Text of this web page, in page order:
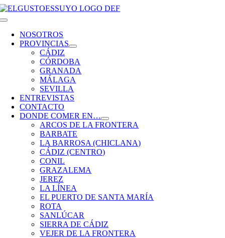
Saltar
al
Toggle
NavigationNOSOTROS
PROVINCIAS
CÁDIZ
CÓRDOBA
GRANADA
MÁLAGA
SEVILLA
ENTREVISTAS
CONTACTO
DONDE COMER EN…
ARCOS DE LA FRONTERA
BARBATE
LA BARROSA (CHICLANA)
CÁDIZ (CENTRO)
CONIL
GRAZALEMA
JEREZ
LA LÍNEA
EL PUERTO DE SANTA MARÍA
ROTA
SANLÚCAR
SIERRA DE CÁDIZ
VEJER DE LA FRONTERA